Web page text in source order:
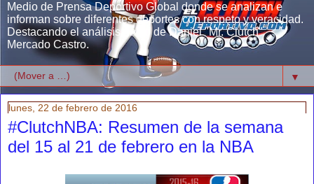
Medio de Prensa Deportivo Global donde se analizan e
informan sobre diferentes deportes con respeto y veracidad.
Destacando el análisis único de Daniel "Mr. Clutch"
Mercado Castro.
▼
lunes, 22 de febrero de 2016
#ClutchNBA: Resumen de la semana
del 15 al 21 de febrero en la NBA